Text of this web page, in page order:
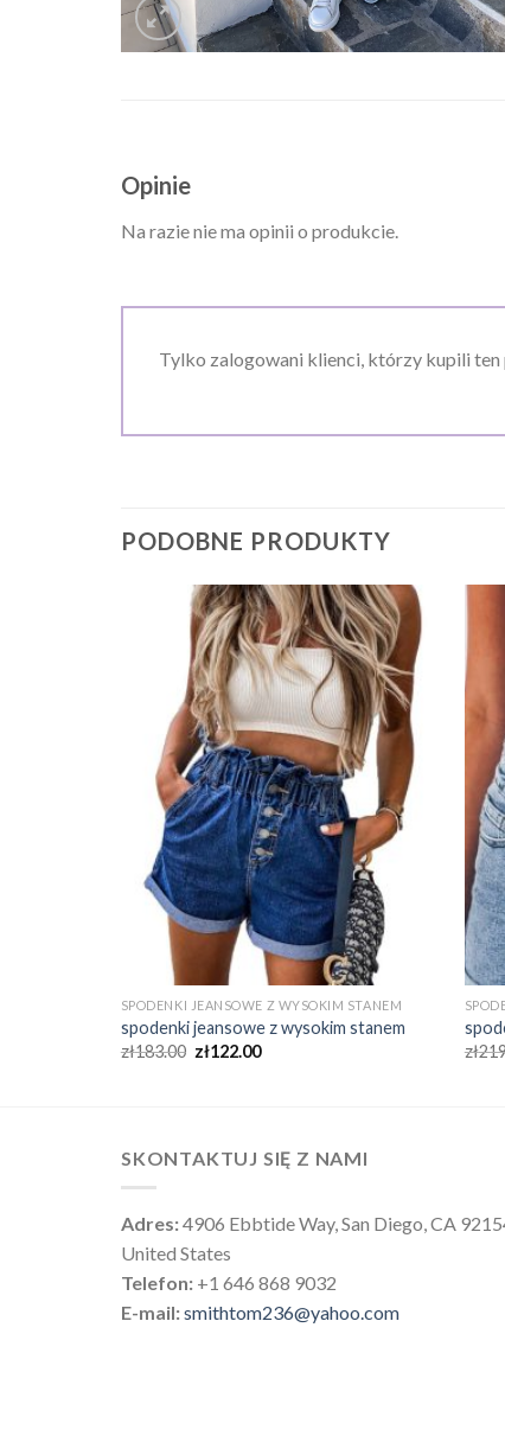
Opinie
Na razie nie ma opinii o produkcie.
Tylko zalogowani klienci, którzy kupili ten
PODOBNE PRODUKTY
SPODENKI JEANSOWE Z WYSOKIM STANEM
spodenki jeansowe z wysokim stanem
zł183.00 zł122.00
zł
SKONTAKTUJ SIĘ Z NAMI
Adres:4906 Ebbtide Way, San Diego, CA
United States
Telefon: +1 646 868 9032
E-mail:smithtom236@yahoo.com